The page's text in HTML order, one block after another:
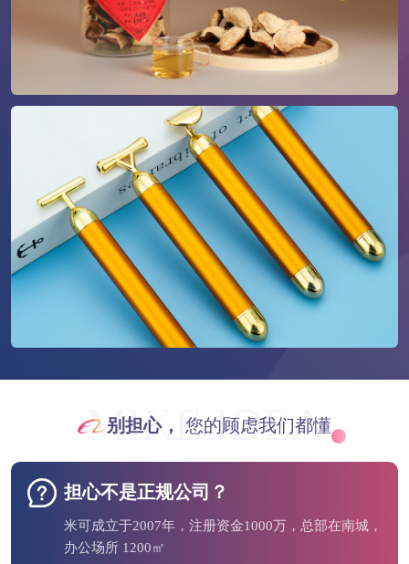
MIKE IDEA
别担心，您的顾虑我们都懂
担心不是正规公司？
米可成立于2007年，注册资金1000万，总部在南城，
办公场所 1200㎡